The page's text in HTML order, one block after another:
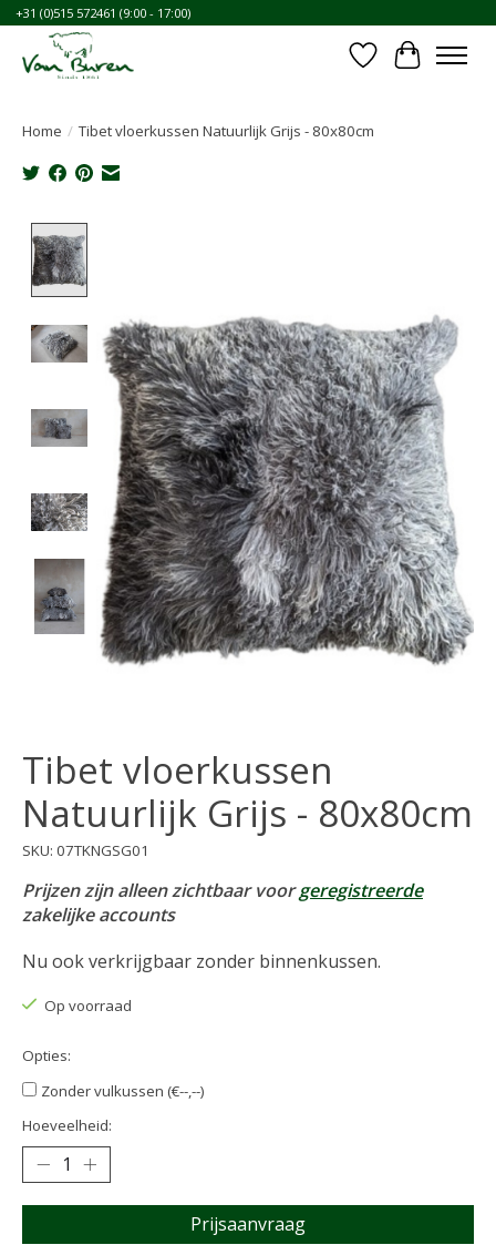
+31 (0)515 572461 (9:00 - 17:00)
Verlanglijst
Home / Tibet vloerkussen Natuurlijk Grijs - 80x80cm
Tibet vloerkussen
Natuurlijk Grijs - 80x80cm
SKU: 07TKNGSG01
Prijzen zijn alleen zichtbaar voorgeregistreerde
zakelijke accounts
Nu ook verkrijgbaar zonder binnenkussen.
Op voorraad
Opties:
Zonder vulkussen (€--,--)
Hoeveelheid:
Prijsaanvraag